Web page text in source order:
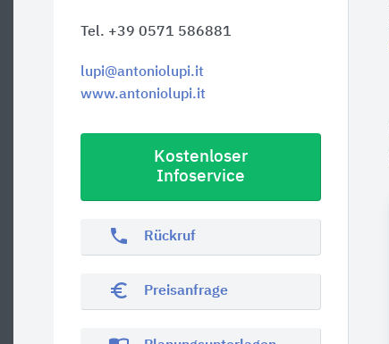
Tel. +39 0571 586881
lupi@antoniolupi.it
www.antoniolupi.it
Kostenloser
Infoservice
phone Rückruf
euro_symbol Preisanfrage